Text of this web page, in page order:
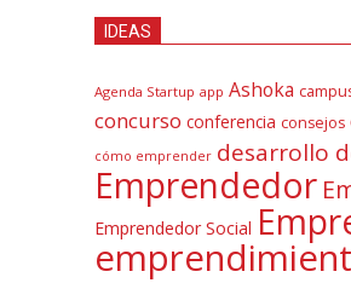
IDEAS
Agenda Startup app Ashoka
concurso conferencia consejos
cómo emprender desarrollo
Emprendedor
Emprendedor Social